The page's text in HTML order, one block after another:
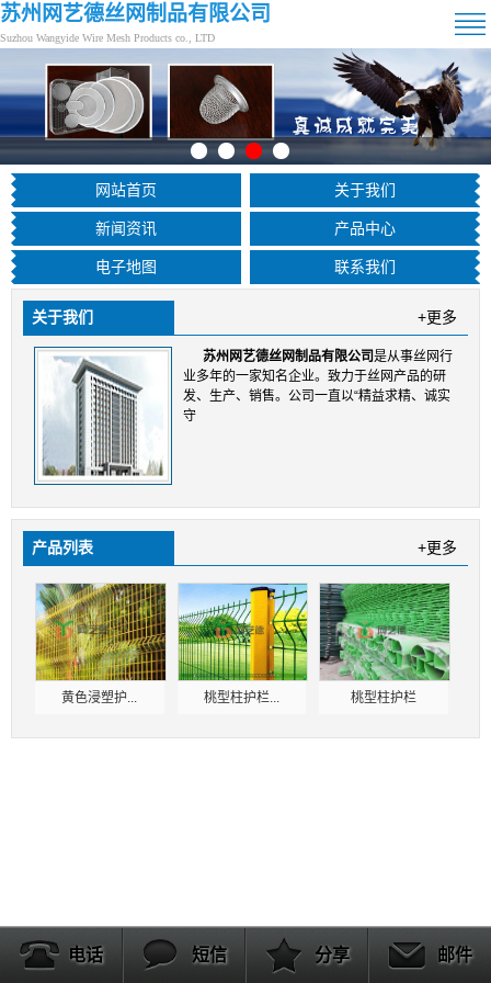
苏州网艺德丝网制品有限公司
Suzhou Wangyide Wire Mesh Products co., LTD
网站首页 关于我们
新闻资讯 产品中心
电子地图 联系我们
+更多
关于我们
苏州网艺德丝网制品有限公司是从事丝网行
业多年的一家知名企业。致力于丝网产品的研
发、生产、销售。公司一直以“精益求精、诚实
守
产品列表 +更多
黄色浸塑护... 桃型柱护栏... 桃型柱护栏
电话 短信 分享 邮件